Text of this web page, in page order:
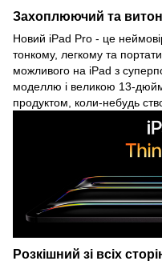
Захоплюючий та
Новий iPad Pro - це
тонкому, легкому та
можливого на iPad з
моделлю і великою 13-
продуктом, коли-небудь
Розкішний зі всіх